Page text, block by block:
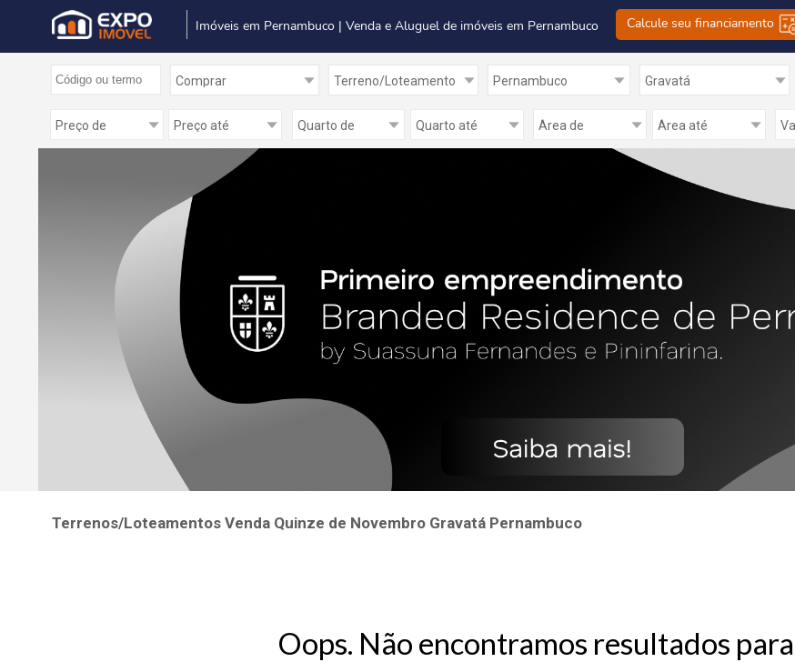
Imóveis em Pernambuco | Venda e Aluguel de imóveis em Pernambuco Calcule seu financiamento
Terrenos/Loteamentos Venda Quinze de Novembro Gravatá Pernambuco
Oops. Não encontramos resultados